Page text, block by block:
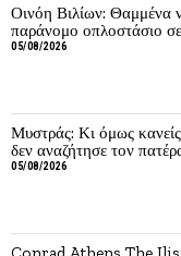
Οινόη Βιλίων: Θαμμένα
παράνομο οπλοστάσιο
05/08/2026
Μυστράς: Κι όμως
δεν αναζήτησε τον
05/08/2026
Conrad Athens The